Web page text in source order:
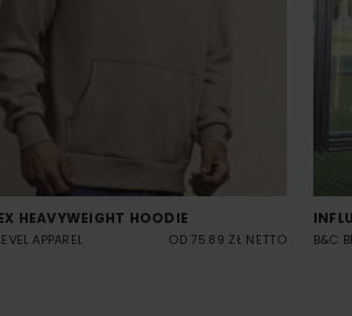
HEAVYWEIGHT HOODIE
APPAREL OD 75.89 ZŁ NETTO B&C